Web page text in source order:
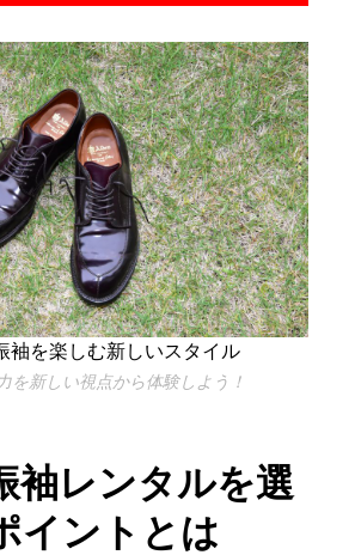
袖を楽しむ新しいスタイル
を新しい視点から体験しよう！
袖レンタルを選
イントとは